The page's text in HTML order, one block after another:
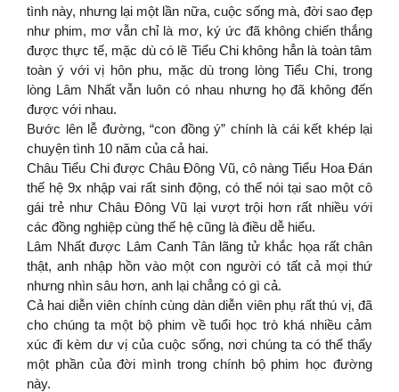
tình này, nhưng lại một lần nữa, cuộc sống mà, đời sao đẹp
như phim, mơ vẫn chỉ là mơ, ký ức đã không chiến thắng
được thực tế, mặc dù có lẽ Tiểu Chi không hẳn là toàn tâm
toàn ý với vị hôn phu, mặc dù trong lòng Tiểu Chi, trong
lòng Lâm Nhất vẫn luôn có nhau nhưng họ đã không đến
được với nhau.
Bước lên lễ đường, “con đồng ý” chính là cái kết khép lại
chuyện tình 10 năm của cả hai.
Châu Tiểu Chi được Châu Đông Vũ, cô nàng Tiểu Hoa Đán
thế hệ 9x nhập vai rất sinh động, có thể nói tại sao một cô
gái trẻ như Châu Đông Vũ lại vượt trội hơn rất nhiều với
các đồng nghiệp cùng thế hệ cũng là điều dễ hiểu.
Lâm Nhất được Lâm Canh Tân lãng tử khắc họa rất chân
thật, anh nhập hồn vào một con người có tất cả mọi thứ
nhưng nhìn sâu hơn, anh lại chẳng có gì cả.
Cả hai diễn viên chính cùng dàn diễn viên phụ rất thú vị, đã
cho chúng ta một bộ phim về tuổi học trò khá nhiều cảm
xúc đi kèm dư vị của cuộc sống, nơi chúng ta có thể thấy
một phần của đời mình trong chính bộ phim học đường
này.